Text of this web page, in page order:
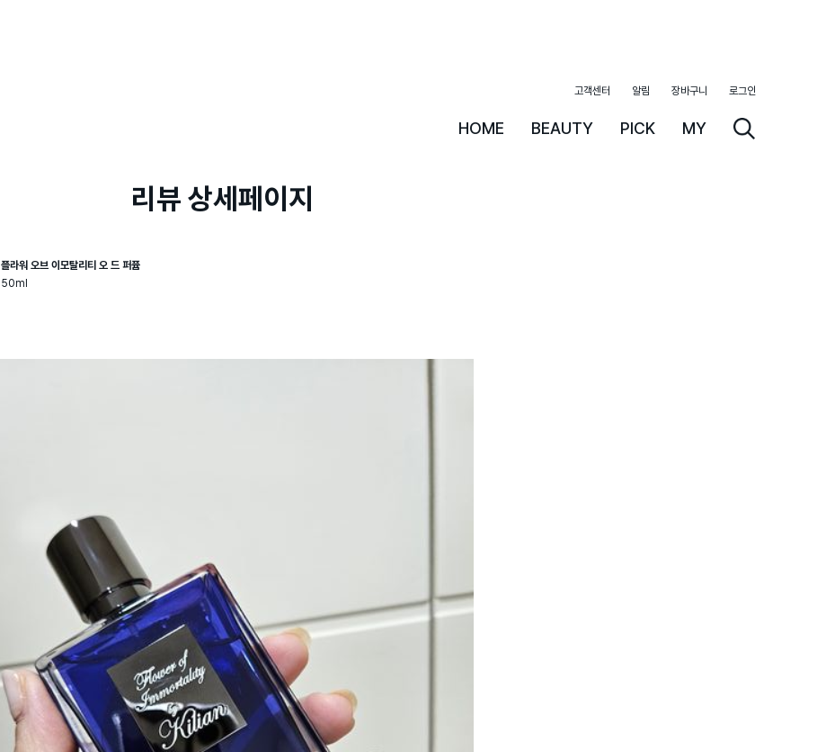
HOME BEAUTY PICK MY
고객센터 알림 장바구니 로그인
리뷰 상세페이지
플라워 오브 이모탈리티 오 드 퍼퓸
50ml